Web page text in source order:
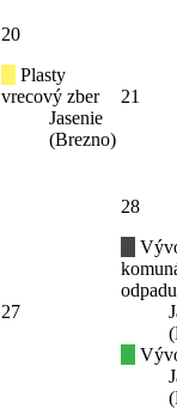
20
Plasty
vrecový zber
Jasenie
(Brezno)
21
27
28
odpadu